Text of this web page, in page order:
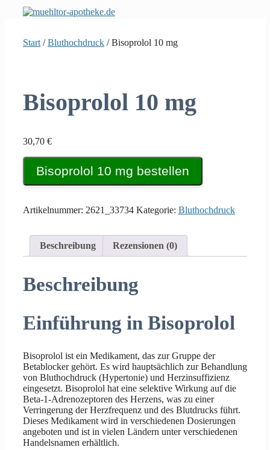
Start /Bluthochdruck / Bisoprolol 10 mg
Bisoprolol 10 mg
30,70 €
Bisoprolol 10 mg bestellen
Artikelnummer: 2621_33734 Kategorie: Bluthochdruck
Beschreibung Rezensionen (0)
Beschreibung
Einführung in Bisoprolol
Bisoprolol ist ein Medikament, das zur Gruppe der
Betablocker gehört. Es wird hauptsächlich zur Behandlung
von Bluthochdruck (Hypertonie) und Herzinsuffizienz
eingesetzt. Bisoprolol hat eine selektive Wirkung auf die
Beta-1-Adrenozeptoren des Herzens, was zu einer
Verringerung der Herzfrequenz und des Blutdrucks führt.
Dieses Medikament wird in verschiedenen Dosierungen
angeboten und ist in vielen Ländern unter verschiedenen
Handelsnamen erhältlich.